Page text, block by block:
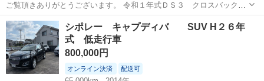
ご覧頂きありがとうございます。 令和１年式ＤＳ３ クロスバック
グランシックの出品となります。 シトロエンから派生した高級車ブラ
ンドＤＳのＤＳ３クロスバックとなりその中でも最上級グレードグラ
ンシックとなります。 ボ...
大阪 堺市 泉ヶ丘駅 その他
シポレー キャプディバ SUV H２６年
式 低走行車
800,000円
オンライン決済 配送可